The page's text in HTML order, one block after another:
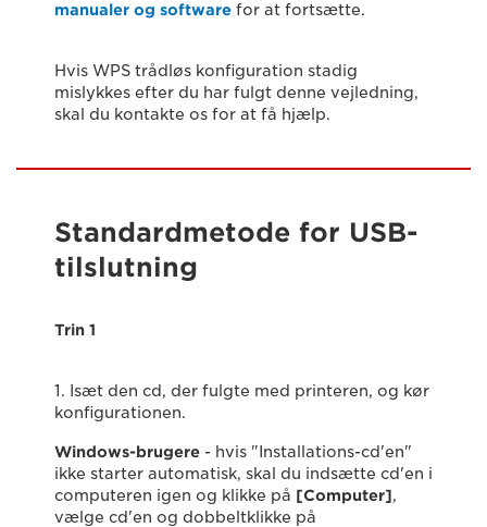
manualer og software for at fortsætte.
Hvis WPS trådløs konfiguration stadig
mislykkes efter du har fulgt denne vejledning,
skal du kontakte os for at få hjælp.
Standardmetode for USB-
tilslutning
Trin 1
1. Isæt den cd, der fulgte med printeren, og kør
konfigurationen.
Windows-brugere - hvis "Installations-cd'en"
ikke starter automatisk, skal du indsætte cd'en i
computeren igen og klikke på [Computer],
vælge cd'en og dobbeltklikke på